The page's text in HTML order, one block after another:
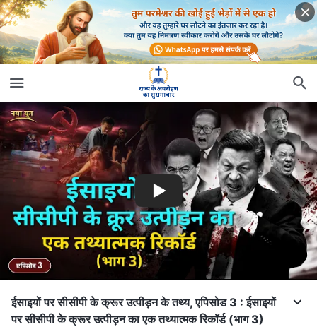
ईसाइयों पर सीसीपी के क्रूर उत्पीड़न के तथ्य, एपिसोड 3 : ईसाइयों
पर सीसीपी के क्रूर उत्पीड़न का एक तथ्यात्मक रिकॉर्ड (भाग 3)